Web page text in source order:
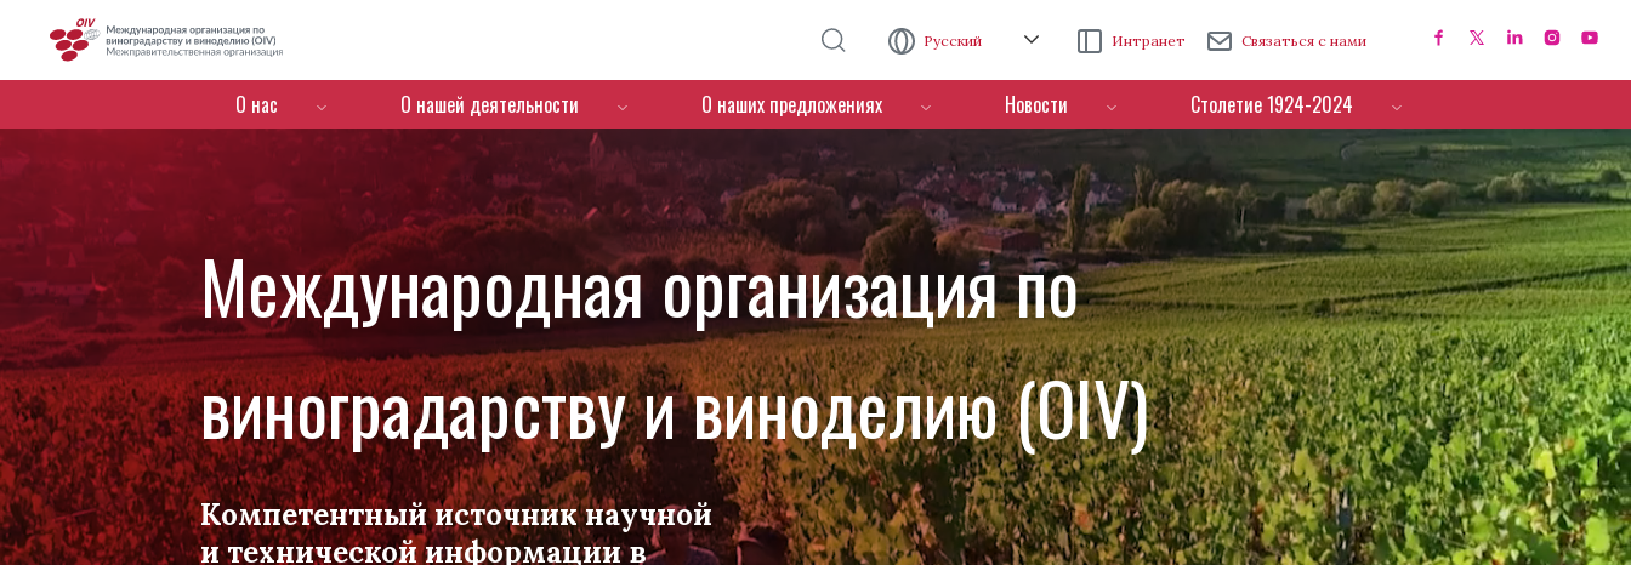
Русский Интранет Связаться с нами
Menú de navegación
О нас О нашей деятельности О наших предложениях Новости Столетие 1924-2024
Международная организация по
виноградарству и виноделию (OIV)
Компетентный источник научной
и технической информации в